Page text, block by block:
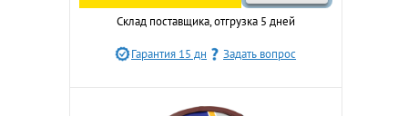
Склад поставщика, отгрузка 5 дней
Гарантия 15 дн Задать вопрос